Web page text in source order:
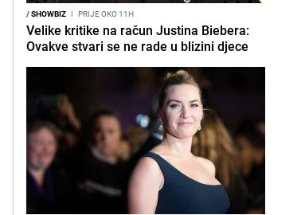
/SHOWBIZ I PRIJE OKO 11H
Velike kritike na račun Justina Biebera:
Ovakve stvari se ne rade u blizini djece